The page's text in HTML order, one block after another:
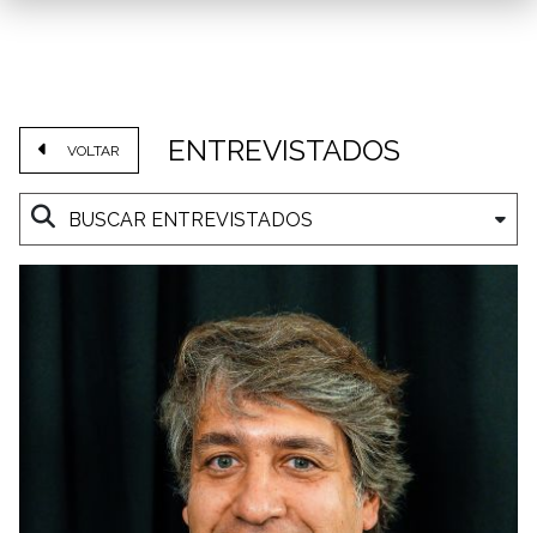
VOLTAR ENTREVISTADOS